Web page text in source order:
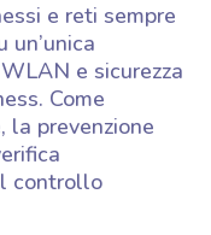
e reti sempre
un’unica
e sicurezza
Come
la prevenzione
controllo